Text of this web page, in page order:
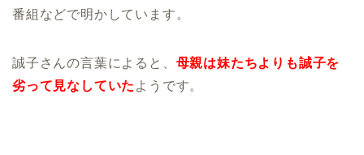
番組などで明かしています。
誠子さんの言葉によると、 母親は妹たちよりも誠子を
劣って見なしていた ようです。